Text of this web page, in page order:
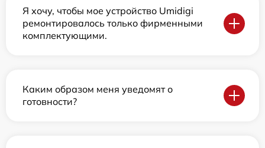
Я хочу, чтобы мое устройство Umidigi
ремонтировалось только фирменными
комплектующими.
Каким образом меня уведомят о
готовности?